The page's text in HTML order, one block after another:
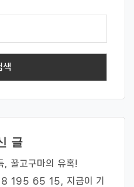
글
, 꿀고구마의 유혹!
195 65 15, 지금이 기